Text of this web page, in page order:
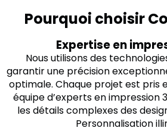
Pourquoi choisir
Expertise en
Nous utilisons des
garantir une précision
optimale. Chaque projet est pris
équipe d’experts en impression
les détails complexes des
Personnalisation